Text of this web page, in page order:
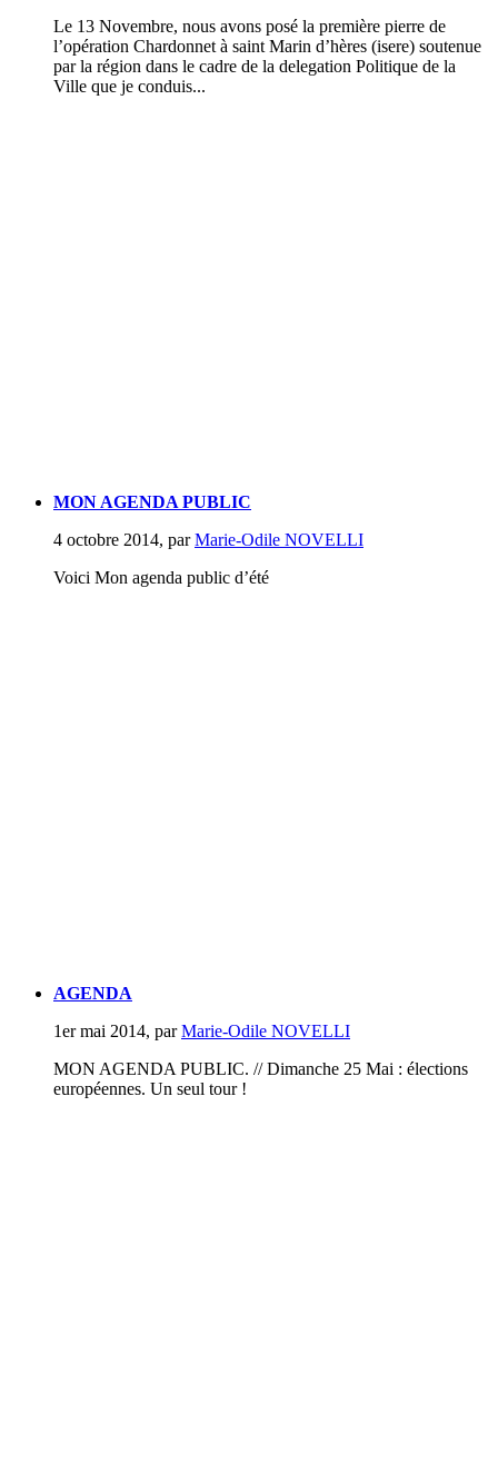
Le 13 Novembre, nous avons posé la première pierre de
l’opération Chardonnet à saint Marin d’hères (isere) soutenue
par la région dans le cadre de la delegation Politique de la
Ville que je conduis...
MON AGENDA PUBLIC
4 octobre 2014, parMarie-Odile NOVELLI
Voici Mon agenda public d’été
AGENDA
1er mai 2014, parMarie-Odile NOVELLI
MON AGENDA PUBLIC. // Dimanche 25 Mai : élections
européennes. Un seul tour !